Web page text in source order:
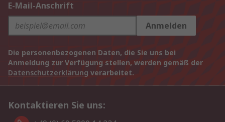
E-Mail-Anschrift
Anmelden
Die personenbezogenen Daten, die Sie uns bei
Anmeldung zur Verfügung stellen, werden gemäß der
Datenschutzerklärung verarbeitet.
Kontaktieren Sie uns: